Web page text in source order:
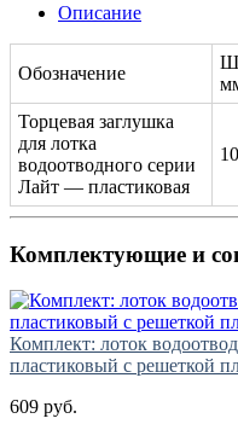
Описание
Обозначение
Торцевая заглушка
для лотка
водоотводного серии
Лайт — пластиковая
Комплектующие и
Комплект: лоток
пластиковый с решеткой
609 руб.